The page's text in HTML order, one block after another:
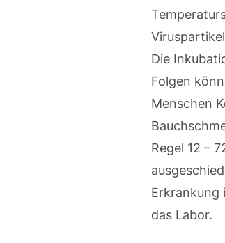
Die
Folgen
Menschen
Regel 12 –
Erkrankung
das Labor.